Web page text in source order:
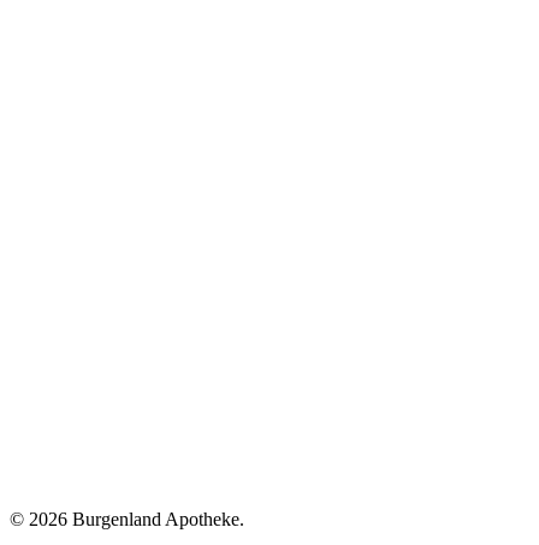
© 2026 Burgenland Apotheke.